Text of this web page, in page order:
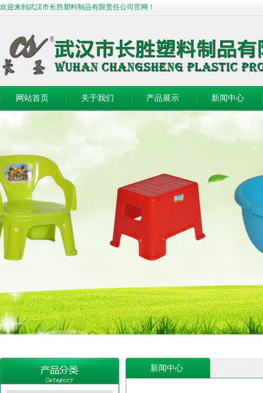
欢迎来到武汉市长胜塑料制品有限责任公司官网！
网站首页 关于我们 产品展示 新闻中心
新闻中心